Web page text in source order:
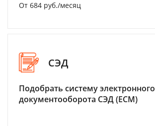
От 684 руб./месяц
СЭД
Подобрать систему электронного
документооборота СЭД (ECM)